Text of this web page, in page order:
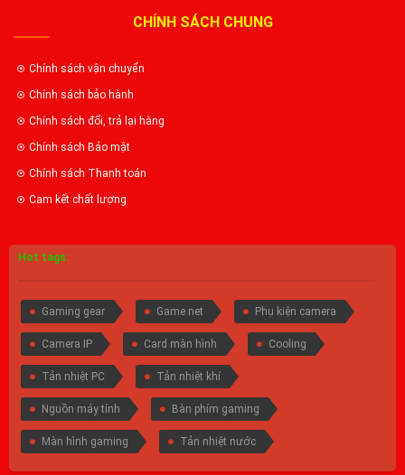
CHÍNH SÁCH CHUNG
Chính sách vận chuyển
Chính sách bảo hành
Chính sách đổi, trả lại hàng
Chính sách Bảo mật
Chính sách Thanh toán
Cam kết chất lượng
Hot tags:
Gaming gear Game net Phụ kiện camera
Camera IP Card màn hình Cooling
Tản nhiệt PC Tản nhiệt khí
Nguồn máy tính Bàn phím gaming
Màn hình gaming Tản nhiệt nước